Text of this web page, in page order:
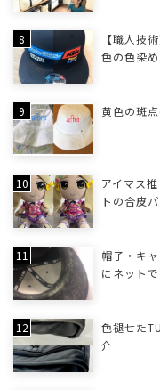
【職人技
色の色染
黄色の斑
アイマス
トの合皮
帽子・キ
にネット
色褪せた
介